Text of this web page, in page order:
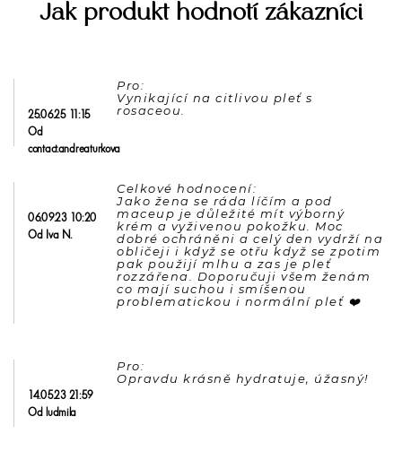
Jak produkt hodnotí zákazníci
25.06.25 11:15
Od
contact.andreaturkova
Pro:
Vynikající na citlivou pleť s
06.09.23 10:20
Od Iva N.
Celkové hodnocení:
Jako žena se ráda líčím a pod
maceup je důležité mít výborný
krém a vyživenou pokožku. Moc
dobré ochráněni a celý den vydrží na
obličeji i když se otřu když se zpotim
pak použijí mlhu a zas je pleť
rozzářena. Doporučuji všem ženám
co mají suchou i smíšenou
14.05.23 21:59
Od ludmila
Pro: